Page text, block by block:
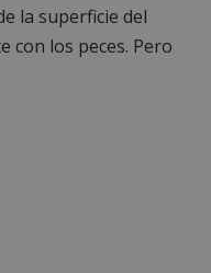
la superficie del
con los peces. Pero